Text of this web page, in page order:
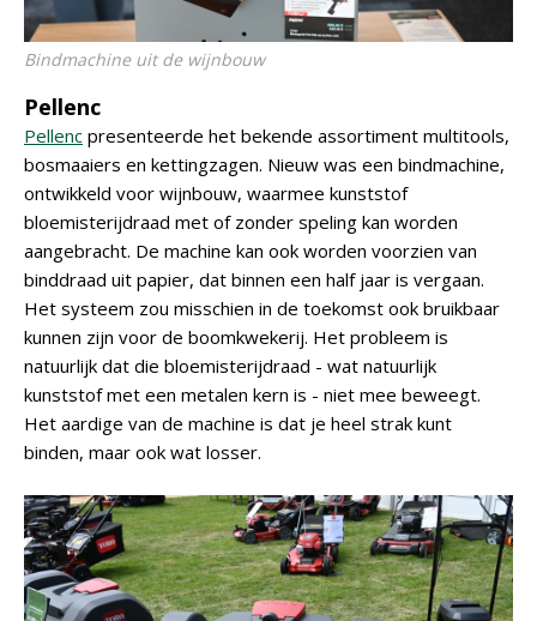
Bindmachine uit de wijnbouw
Pellenc
Pellenc presenteerde het bekende assortiment multitools,
bosmaaiers en kettingzagen. Nieuw was een bindmachine,
ontwikkeld voor wijnbouw, waarmee kunststof
bloemisterijdraad met of zonder speling kan worden
aangebracht. De machine kan ook worden voorzien van
binddraad uit papier, dat binnen een half jaar is vergaan.
Het systeem zou misschien in de toekomst ook bruikbaar
kunnen zijn voor de boomkwekerij. Het probleem is
natuurlijk dat die bloemisterijdraad - wat natuurlijk
kunststof met een metalen kern is - niet mee beweegt.
Het aardige van de machine is dat je heel strak kunt
binden, maar ook wat losser.